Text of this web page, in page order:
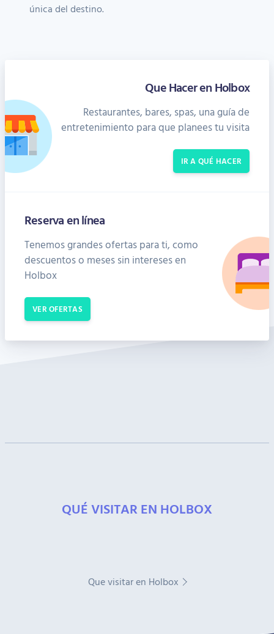
única del destino.
Que Hacer en Holbox
Restaurantes, bares, spas, una guía de
entretenimiento para que planees tu visita
IR A QUÉ HACER
Reserva en línea
Tenemos grandes ofertas para ti, como
descuentos o meses sin intereses en
Holbox
VER OFERTAS
QUÉ VISITAR EN HOLBOX
Que visitar en Holbox